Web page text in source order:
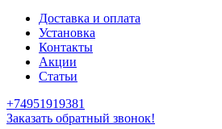
Доставка и оплата
Установка
Контакты
Акции
Статьи
+74951919381
Заказать обратный звонок!